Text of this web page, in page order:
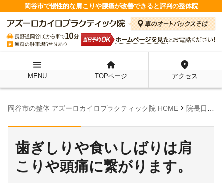
岡谷市で慢性的な肩こりや腰痛が改善できると評判の整体院
menu
MENU
home
TOPページ
location_on
アクセス
岡谷市の整体 アズーロカイロプラクティック院 HOME chevron_right 院長日記
歯ぎしりや食いしばりは肩
こりや頭痛に繋がります。